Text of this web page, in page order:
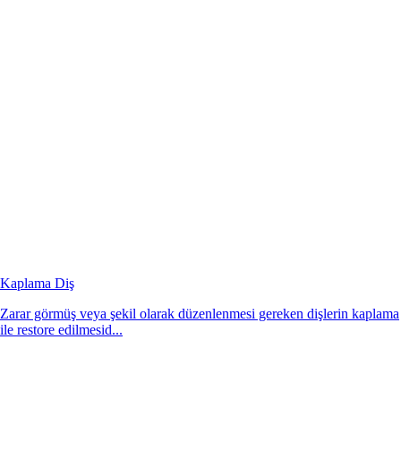
Kaplama Diş
Zarar görmüş veya şekil olarak düzenlenmesi gereken dişlerin kaplama
ile restore edilmesid...